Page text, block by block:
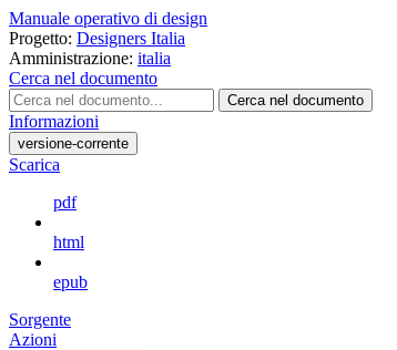
Manuale operativo di design
Progetto: Designers Italia
Amministrazione: italia
Cerca nel documento
Cerca nel documento
Informazioni
versione-corrente
Scarica
pdf
html
epub
Sorgente
Azioni